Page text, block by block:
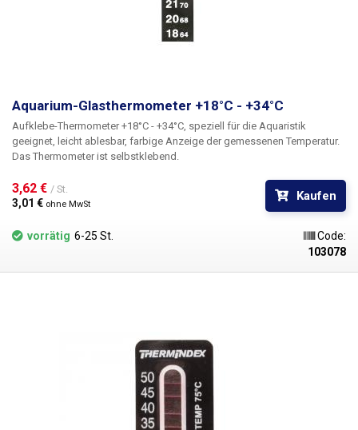
Aquarium-Glasthermometer +18°C - +34°C
Aufklebe-Thermometer +18°C - +34°C, speziell für die Aquaristik
geeignet, leicht ablesbar, farbige Anzeige der gemessenen Temperatur.
Das Thermometer ist selbstklebend.
3,62 € / St.
3,01 € ohne MwSt
Kaufen
vorrätig 6-25 St.
Code:
103078